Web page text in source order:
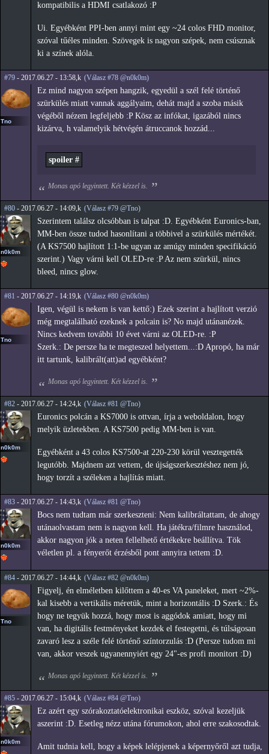
kompatibilis a HDMI csatlakozó :P
Ui. Egyébként PPI-ben annyi mint egy ~24 colos FHD monitor,
szóval tűéles minden. Szövegek is nagyon szépek, nem csúsznak
ki a színek alóla.
#79 - 2017.06.27 - 13:58,k (Válasz #78 @n0k0m)
Tno
Ez mind nagyon szépen hangzik, egyedül a szél felé történő
szürkülés miatt vannak aggályaim, dehát majd a szoba másik
végéből nézem legfeljebb :P Kösz az infókat, igazából nincs
kizárva, h valamelyik hétvégén átruccanok hozzád...
spoiler #
Monas apó legyintett. Két kézzel is.
#80 - 2017.06.27 - 14:09,k (Válasz #79 @Tno)
n0k0m
Szerintem találsz olcsóbban is talpat :D. Egyébként Euronics-ban,
MM-ben össze tudod hasonlítani a többivel a szürkülés mértékét.
(A KS7500 hajlított 1:1-be ugyan az amúgy minden specifikáció
szerint.) Vagy várni kell OLED-re :P Az nem szürkül, nincs
bleed, nincs glow.
#81 - 2017.06.27 - 14:19,k (Válasz #80 @n0k0m)
Tno
Igen, végül is nekem is van kettő:) Ezek szerint a hajlított verzió
még megtalálható ezeknek a polcain is? No majd utánanézek.
Nincs kedvem további 10 évet várni az OLED-re. :P
Szerk.: De persze ha te megteszed helyettem...:D Apropó, ha már
itt tartunk, kalibrált(att)ad egyébként?
Monas apó legyintett. Két kézzel is.
#82 - 2017.06.27 - 14:24,k (Válasz #81 @Tno)
n0k0m
Euronics polcán a KS7000 is ottvan, írja a weboldalon, hogy
melyik üzletekben. A KS7500 pedig MM-ben is van.
Egyébként a 43 colos KS7500-at 220-230 körül vesztegették
legutóbb. Majdnem azt vettem, de újságszerkesztéshez nem jó,
hogy torzít a széleken a hajlítás miatt.
#83 - 2017.06.27 - 14:43,k (Válasz #81 @Tno)
n0k0m
Bocs nem tudtam már szerkeszteni: Nem kalibráltattam, de ahogy
utánaolvastam nem is nagyon kell. Ha játékra/filmre használod,
akkor nagyon jók a neten fellelhető értékekre beállítva. Tök
véletlen pl. a fényerőt érzésből pont annyira tettem :D.
#84 - 2017.06.27 - 14:44,k (Válasz #82 @n0k0m)
Tno
Figyelj, én elméletben kilőttem a 40-es VA paneleket, mert ~2%-
kal kisebb a vertikális méretük, mint a horizontális :D Szerk.: És
hogy ne tegyük hozzá, hogy most is aggódok amiatt, hogy mi
van, ha digitális festményeket kezdek el festegetni, és túlságosan
zavaró lesz a széle felé történő színtorzulás :D (Persze tudom mi
van, akkor veszek ugyanennyiért egy 24"-es profi monitort :D)
Monas apó legyintett. Két kézzel is.
#85 - 2017.06.27 - 15:04,k (Válasz #84 @Tno)
n0k0m
Ez azért egy szórakoztatóelektronikai eszköz, szóval kezeljük
aszerint :D. Esetleg nézz utána fórumokon, ahol erre szakosodtak.
Amit tudnia kell, hogy a képek lelépjenek a képernyőről azt tudja,